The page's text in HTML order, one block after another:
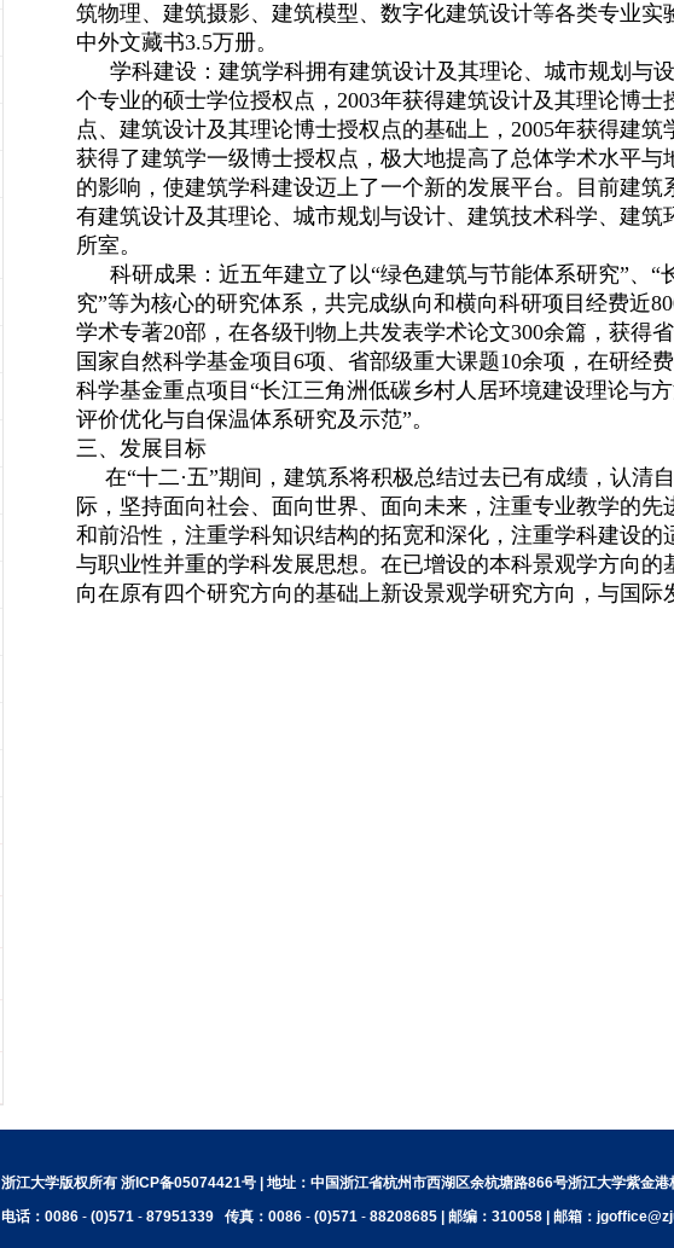
筑物理、建筑摄影、建筑模型、数字化建筑设计等各类专业实
中外文藏书3.5万册。
学科建设： 建筑学科拥有建筑设计及其理论、城市规划与
个专业的硕士学位授权点，2003年获得建筑设计及其理论博
点、建筑设计及其理论博士授权点的基础上，2005年获得建筑
获得了建筑学一级博士授权点，极大地提高了总体学术水平
的影响，使建筑学科建设迈上了一个新的发展平台。
目前建筑
有建筑设计及其理论、城市规划与设计、建筑技术科学、建
所室。
科研成果： 近五年建立了以“绿色建筑与节能体系研究”、
究”等为核心的研究体系，共完成纵向和横向科研项目经费近
学术专著20部，在各级刊物上共发表学术论文300余篇，获得
国家自然科学基金项目6项、省部级重大课题10余项，在研经费
科学基金重点项目“长江三角洲低碳乡村人居环境建设理论与方
评价优化与自保温体系研究及示范”。
三、发展目标
在“十二·五”期间，建筑系将积极总结过去已有成绩，认清
际，坚持面向社会、面向世界、面向未来，注重专业教学的
和前沿性，注重学科知识结构的拓宽和深化，注重学科建设
与职业性并重的学科发展思想。在已增设的本科景观学方向
向在原有四个研究方向的基础上新设景观学研究方向，与国际
浙江大学版权所有 浙ICP备05074421号 | 地址：中国浙江省杭州市西湖区余杭塘路866号浙江大学紫金港
电话：0086 - (0)571 - 87951339 传真：0086 - (0)571 - 88208685 | 邮编：310058 | 邮箱：